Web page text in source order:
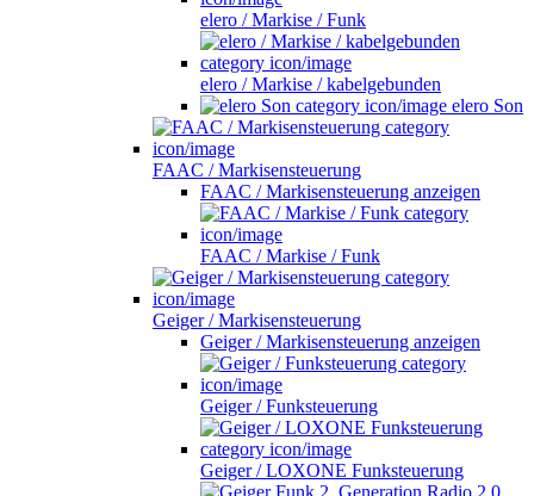
elero / Markise / Funk
elero / Markise / kabelgebunden
elero Son
FAAC / Markisensteuerung
FAAC / Markisensteuerung anzeigen
FAAC / Markise / Funk
Geiger / Markisensteuerung
Geiger / Markisensteuerung anzeigen
Geiger / Funksteuerung
Geiger / LOXONE Funksteuerung